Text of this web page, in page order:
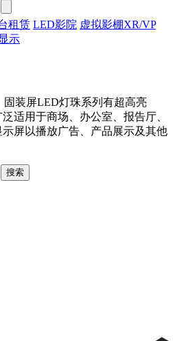
租赁 LED影院 虚拟影棚XR/VP
示
装屏LED灯珠系列有超高亮
适用于商场、办公室、报告厅、
屏以播放广告、产品展示及其他